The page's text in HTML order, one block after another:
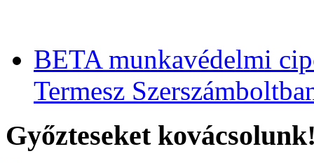
BETA munkavédelmi
Termesz
Győzteseket